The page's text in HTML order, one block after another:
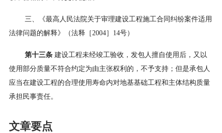
三、《最高人民法院关于审理建设工程施工合同纠纷案件适用
法律问题的解释》（法释［2004］14号）
第十三条 建设工程未经竣工验收，发包人擅自使用后，又以
使用部分质量不符合约定为由主张权利的，不予支持；但是承包人
应当在建设工程的合理使用寿命内对地基基础工程和主体结构质量
承担民事责任。
文章要点